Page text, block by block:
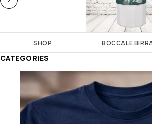
SHOP BOCCALE
CATEGORIES